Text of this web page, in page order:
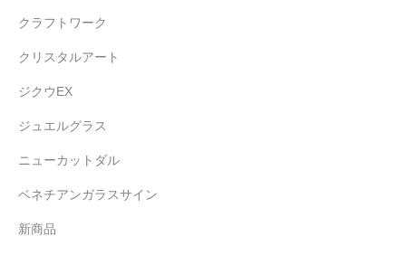
クラフトワーク
クリスタルアート
ジクウEX
ジュエルグラス
ニューカットダル
ベネチアンガラスサイン
新商品